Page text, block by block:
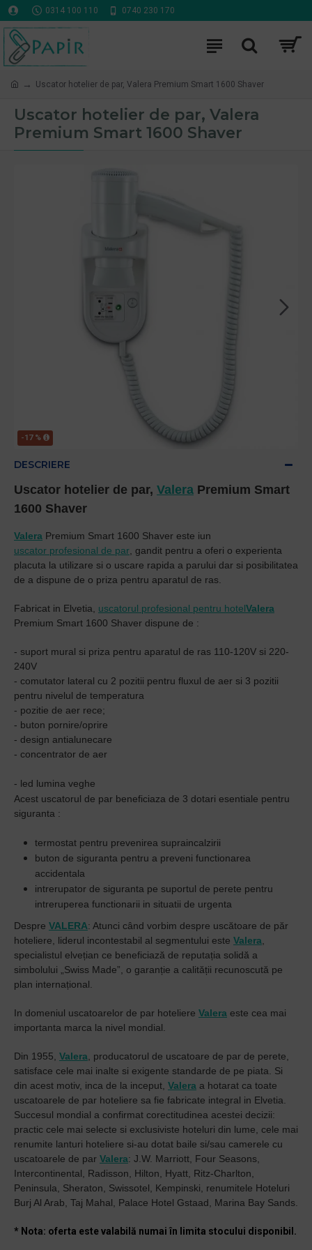
0314 100 110 0740 230 170
Uscator hotelier de par, Valera Premium Smart 1600 Shaver
Uscator hotelier de par, Valera
Premium Smart 1600 Shaver
-17 %
DESCRIERE
Uscator hotelier de par, Valera Premium Smart
1600 Shaver
Valera Premium Smart 1600 Shaver este iun
uscator profesional de par , gandit pentru a oferi o experienta
placuta la utilizare si o uscare rapida a parului dar si posibilitatea
de a dispune de o priza pentru aparatul de ras.
Fabricat in Elvetia, uscatorul profesional pentru hotelValera
Premium Smart 1600 Shaver dispune de :
- suport mural si priza pentru aparatul de ras 110-120V si 220-
240V
- comutator lateral cu 2 pozitii pentru fluxul de aer si 3 pozitii
pentru nivelul de temperatura
- pozitie de aer rece;
- buton pornire/oprire
- design antialunecare
- concentrator de aer
- led lumina veghe
Acest uscatorul de par beneficiaza de 3 dotari esentiale pentru
siguranta :
termostat pentru prevenirea supraincalzirii
buton de siguranta pentru a preveni functionarea
accidentala
intrerupator de siguranta pe suportul de perete pentru
intreruperea functionarii in situatii de urgenta
Despre VALERA: Atunci când vorbim despre uscătoare de păr
hoteliere, liderul incontestabil al segmentului este Valera
specialistul elvețian ce beneficiază de reputația solidă a
simbolului „Swiss Made”, o garanție a calității recunoscută pe
plan internațional.
In domeniul uscatoarelor de par hoteliere Valera este cea mai
importanta marca la nivel mondial.
Din 1955, Valera , producatorul de uscatoare de par de perete,
satisface cele mai inalte si exigente standarde de pe piata. Si
din acest motiv, inca de la inceput, Valera a hotarat ca toate
uscatoarele de par hoteliere sa fie fabricate integral in Elvetia.
Succesul mondial a confirmat corectitudinea acestei decizii:
practic cele mai selecte si exclusiviste hoteluri din lume, cele mai
renumite lanturi hoteliere si-au dotat baile si/sau camerele cu
uscatoarele de par Valera: J.W. Marriott, Four Seasons,
Intercontinental, Radisson, Hilton, Hyatt, Ritz-Charlton,
Peninsula, Sheraton, Swissotel, Kempinski, renumitele Hoteluri
Burj Al Arab, Taj Mahal, Palace Hotel Gstaad, Marina Bay Sands.
* Nota: oferta este valabilă numai în limita stocului disponibil.